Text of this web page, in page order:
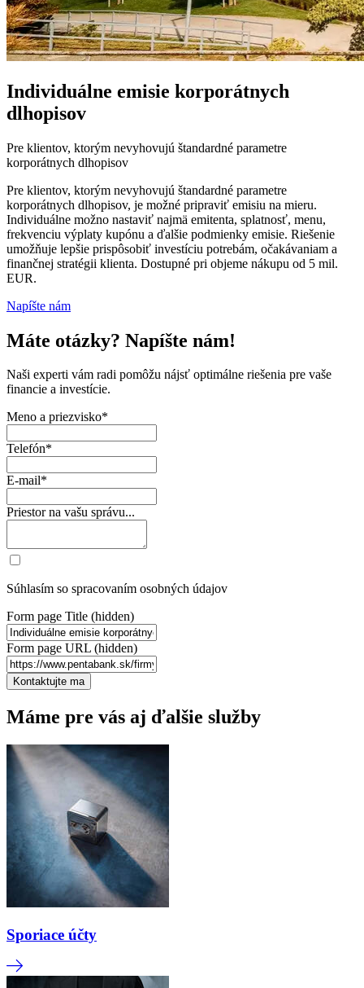
Individuálne emisie korporátnych
dlhopisov
Pre klientov, ktorým nevyhovujú štandardné parametre
korporátnych dlhopisov
Pre klientov, ktorým nevyhovujú štandardné parametre
korporátnych dlhopisov, je možné pripraviť emisiu na mieru.
Individuálne možno nastaviť najmä emitenta, splatnosť, menu,
frekvenciu výplaty kupónu a ďalšie podmienky emisie. Riešenie
umožňuje lepšie prispôsobiť investíciu potrebám, očakávaniam a
finančnej stratégii klienta. Dostupné pri objeme nákupu od 5 mil.
EUR.
Napíšte nám
Máte otázky? Napíšte nám!
Naši experti vám radi pomôžu nájsť optimálne riešenia pre vaše
financie a investície.
Meno a priezvisko*
Telefón*
E-mail*
Priestor na vašu správu...
Súhlasím so spracovaním osobných údajov
Form page Title (hidden)
Form page URL (hidden)
Máme pre vás aj ďalšie služby
Sporiace účty